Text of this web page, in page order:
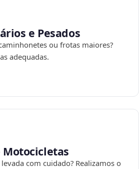
e Pesados
ou frotas maiores?
adequadas.
com cuidado? Realizamos o